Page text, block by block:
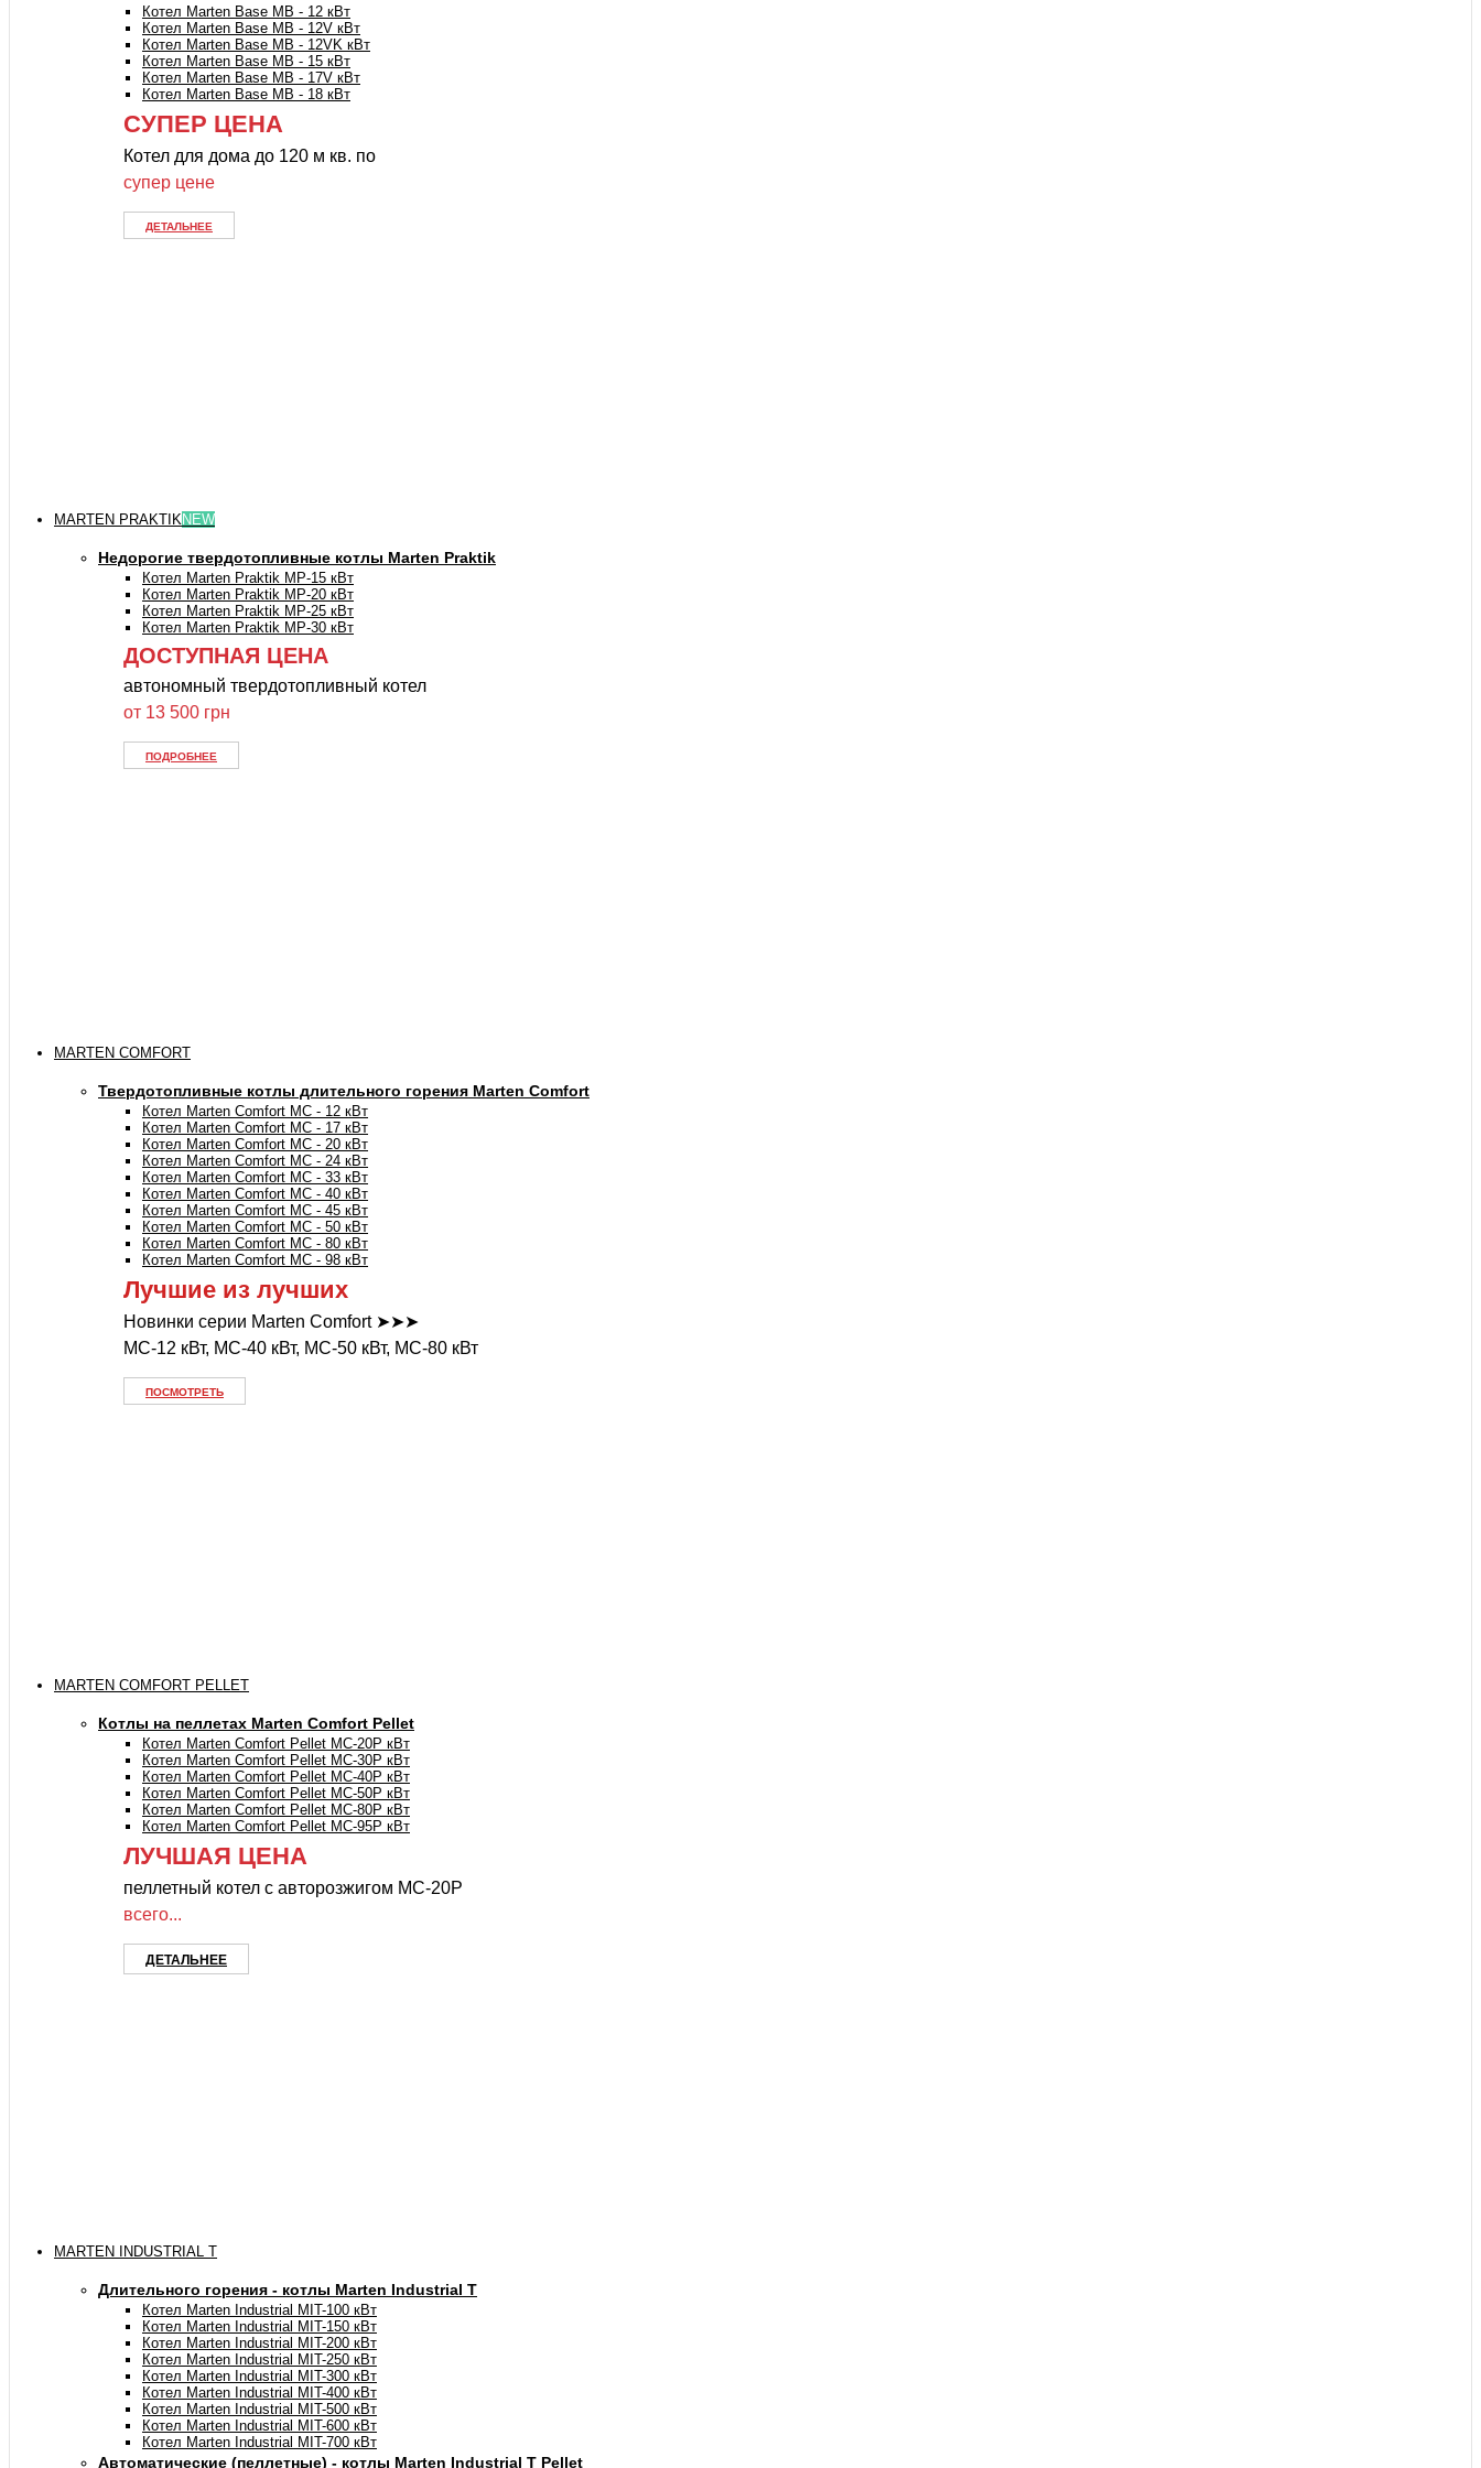
Котел Marten Base MB - 12 кВт
Котел Marten Base MB - 12V кВт
Котел Marten Base MB - 12VK кВт
Котел Marten Base MB - 15 кВт
Котел Marten Base MB - 17V кВт
Котел Marten Base MB - 18 кВт
СУПЕР ЦЕНА
Котел для дома до 120 м кв. по
супер цене
ДЕТАЛЬНЕЕ
MARTEN PRAKTIKNEW
Недорогие твердотопливные котлы Marten Praktik
Котел Marten Praktik MP-15 кВт
Котел Marten Praktik MP-20 кВт
Котел Marten Praktik MP-25 кВт
Котел Marten Praktik MP-30 кВт
ДОСТУПНАЯ ЦЕНА
автономный твердотопливный котел
от 13 500 грн
ПОДРОБНЕЕ
MARTEN COMFORT
Твердотопливные котлы длительного горения Marten Comfort
Котел Marten Comfort MC - 12 кВт
Котел Marten Comfort MC - 17 кВт
Котел Marten Comfort MC - 20 кВт
Котел Marten Comfort MC - 24 кВт
Котел Marten Comfort MC - 33 кВт
Котел Marten Comfort MC - 40 кВт
Котел Marten Comfort MC - 45 кВт
Котел Marten Comfort MC - 50 кВт
Котел Marten Comfort MC - 80 кВт
Котел Marten Comfort MC - 98 кВт
Лучшие из лучших
Новинки серии Marten Comfort ➤➤➤
MC-12 кВт, MC-40 кВт, MC-50 кВт, MC-80 кВт
ПОСМОТРЕТЬ
MARTEN COMFORT PELLET
Котлы на пеллетах Marten Comfort Pellet
Котел Marten Comfort Pellet MC-20P кВт
Котел Marten Comfort Pellet MC-30P кВт
Котел Marten Comfort Pellet MC-40P кВт
Котел Marten Comfort Pellet MC-50P кВт
Котел Marten Comfort Pellet MC-80P кВт
Котел Marten Comfort Pellet MC-95P кВт
ЛУЧШАЯ ЦЕНА
пеллетный котел с авторозжигом MC-20P
всего...
ДЕТАЛЬНЕЕ
MARTEN INDUSTRIAL T
Длительного горения - котлы Marten Industrial Т
Котел Marten Industrial МIT-100 кВт
Котел Marten Industrial МIT-150 кВт
Котел Marten Industrial МIT-200 кВт
Котел Marten Industrial МIT-250 кВт
Котел Marten Industrial МIT-300 кВт
Котел Marten Industrial МIT-400 кВт
Котел Marten Industrial МIT-500 кВт
Котел Marten Industrial МIT-600 кВт
Котел Marten Industrial МIT-700 кВт
Автоматические (пеллетные) - котлы Marten Industrial T Pellet